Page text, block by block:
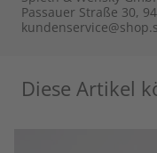
Passauer Straße 30,
Diese Artikel